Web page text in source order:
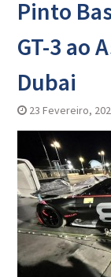
Pinto
GT-3 ao
Dubai
23 Fevereiro,